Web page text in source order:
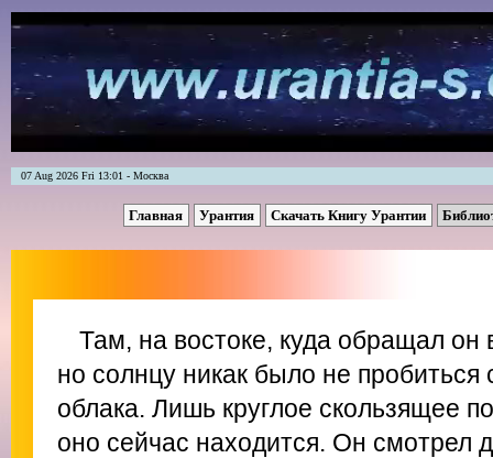
07 Aug 2026 Fri 13:01 - Москва
Главная Урантия Скачать Книгу Урантии
Там, на востоке, куда обращал он
но солнцу никак было не пробиться
облака. Лишь круглое скользящее
оно сейчас находится. Он смотрел